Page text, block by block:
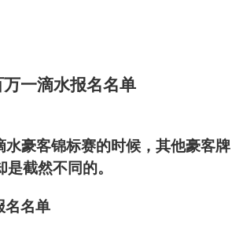
豪客锦标赛的时候，其他豪客牌
截然不同的。